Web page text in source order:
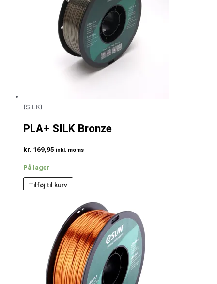
(SILK)
PLA+ SILK Bronze
kr. 169,95 inkl. moms
På lager
Tilføj til kurv